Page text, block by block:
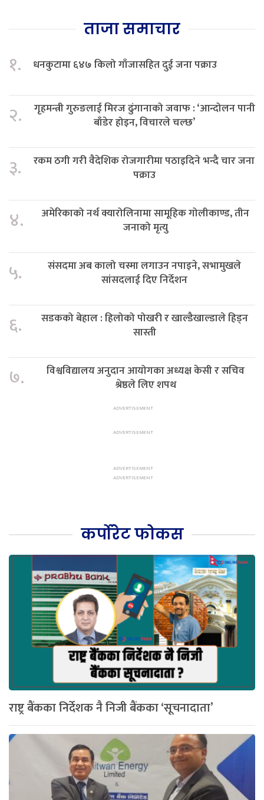
ताजा समाचार
१. धनकुटामा ६४७ किलो गाँजासहित दुई जना पक्राउ
२.
गृहमन्त्री गुरुङलाई मिरज ढुंगानाको जवाफ : ‘आन्दोलन पानी
बाँडेर होइन, विचारले चल्छ’
३.
रकम ठगी गरी वैदेशिक रोजगारीमा पठाइदिने भन्दै चार जना
पक्राउ
४.
अमेरिकाको नर्थ क्यारोलिनामा सामूहिक गोलीकाण्ड, तीन
जनाको मृत्यु
५.
संसदमा अब कालो चस्मा लगाउन नपाइने, सभामुखले
सांसदलाई दिए निर्देशन
६.
सडकको बेहाल : हिलोको पोखरी र खाल्डैखाल्डाले हिड्न
सास्ती
७.
विश्वविद्यालय अनुदान आयोगका अध्यक्ष केसी र सचिव
श्रेष्ठले लिए शपथ
कर्पोरेट फोकस
राष्ट्र बैंकका निर्देशक नै निजी बैंकका ‘सूचनादाता’